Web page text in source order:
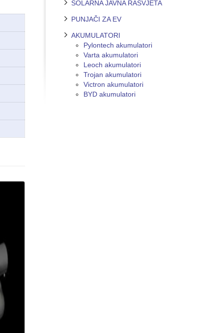
SOLARNA JAVNA RASVJETA
PUNJAČI ZA EV
AKUMULATORI
Pylontech akumulatori
Varta akumulatori
Leoch akumulatori
Trojan akumulatori
Victron akumulatori
BYD akumulatori